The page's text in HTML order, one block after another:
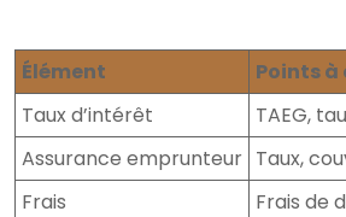
Élément
Points
Taux d’intérêt
TAEG,
Assurance emprunteur Taux,
Frais
Frais de